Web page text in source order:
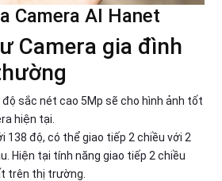
Camera AI Hanet
Camera gia đình
độ sắc nét cao 5Mp sẽ cho hình ảnh tốt
hiện tại.
138 độ, có thể giao tiếp 2 chiều với 2
Hiện tại tính năng giao tiếp 2 chiều
trên thị trường.